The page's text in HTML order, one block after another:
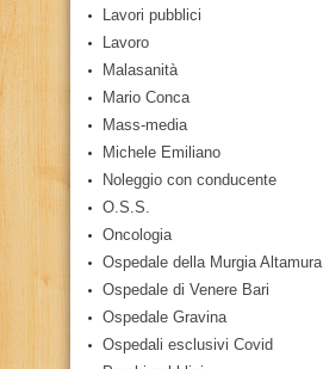
Lavori pubblici
Lavoro
Malasanità
Mario Conca
Mass-media
Michele Emiliano
Noleggio con conducente
O.S.S.
Oncologia
Ospedale della Murgia Altamura
Ospedale di Venere Bari
Ospedale Gravina
Ospedali esclusivi Covid